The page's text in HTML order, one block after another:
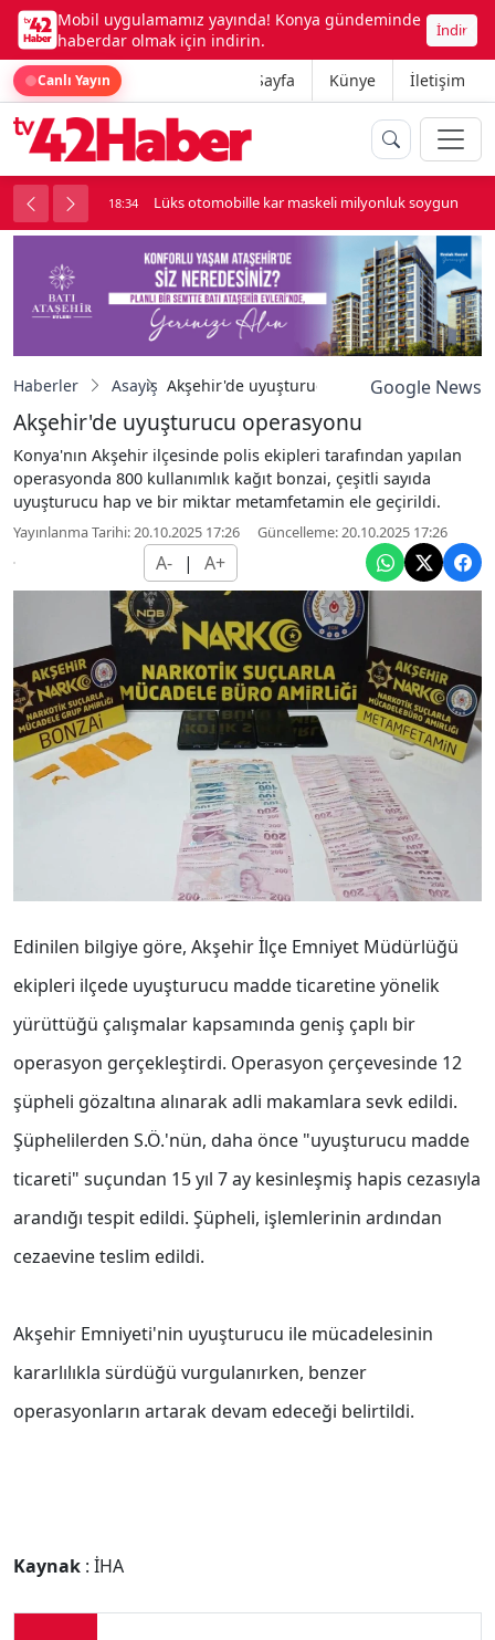
Mobil uygulamamız yayında! Konya gündeminde
haberdar olmak için indirin.
İndir
Canlı Yayın Ana Sayfa Künye İletişim
kavga çıktı 18:34 Lüks otomobille kar maskeli milyonluk soygun
Haberler Asayiş Akşehir'de uyuşturucu operasyonuGoogle News
Akşehir'de uyuşturucu operasyonu
Konya'nın Akşehir ilçesinde polis ekipleri tarafından yapılan
operasyonda 800 kullanımlık kağıt bonzai, çeşitli sayıda
uyuşturucu hap ve bir miktar metamfetamin ele geçirildi.
Yayınlanma Tarihi: 20.10.2025 17:26 Güncelleme: 20.10.2025 17:26
A- | A+
Edinilen bilgiye göre, Akşehir İlçe Emniyet Müdürlüğü
ekipleri ilçede uyuşturucu madde ticaretine yönelik
yürüttüğü çalışmalar kapsamında geniş çaplı bir
operasyon gerçekleştirdi. Operasyon çerçevesinde 12
şüpheli gözaltına alınarak adli makamlara sevk edildi.
Şüphelilerden S.Ö.'nün, daha önce "uyuşturucu madde
ticareti" suçundan 15 yıl 7 ay kesinleşmiş hapis cezasıyla
arandığı tespit edildi. Şüpheli, işlemlerinin ardından
cezaevine teslim edildi.
Akşehir Emniyeti'nin uyuşturucu ile mücadelesinin
kararlılıkla sürdüğü vurgulanırken, benzer
operasyonların artarak devam edeceği belirtildi.
Kaynak : İHA